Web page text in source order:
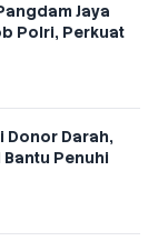
Jaya
Polri, Perkuat
Donor Darah,
Penuhi